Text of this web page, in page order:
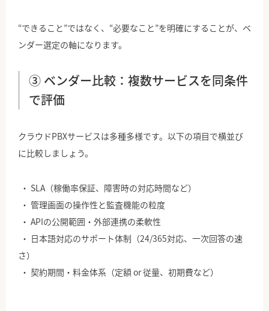
“できること”ではなく、“必要なこと”を明確にすることが、ベ
ンダー選定の軸になります。
③ ベンダー比較：複数サービスを同条件
で評価
クラウドPBXサービスは多種多様です。以下の項目で横並び
に比較しましょう。
SLA（稼働率保証、障害時の対応時間など）
管理画面の操作性と監査機能の粒度
APIの公開範囲・外部連携の柔軟性
日本語対応のサポート体制（24/365対応、一次回答の速
さ）
契約期間・料金体系（定額 or 従量、初期費など）